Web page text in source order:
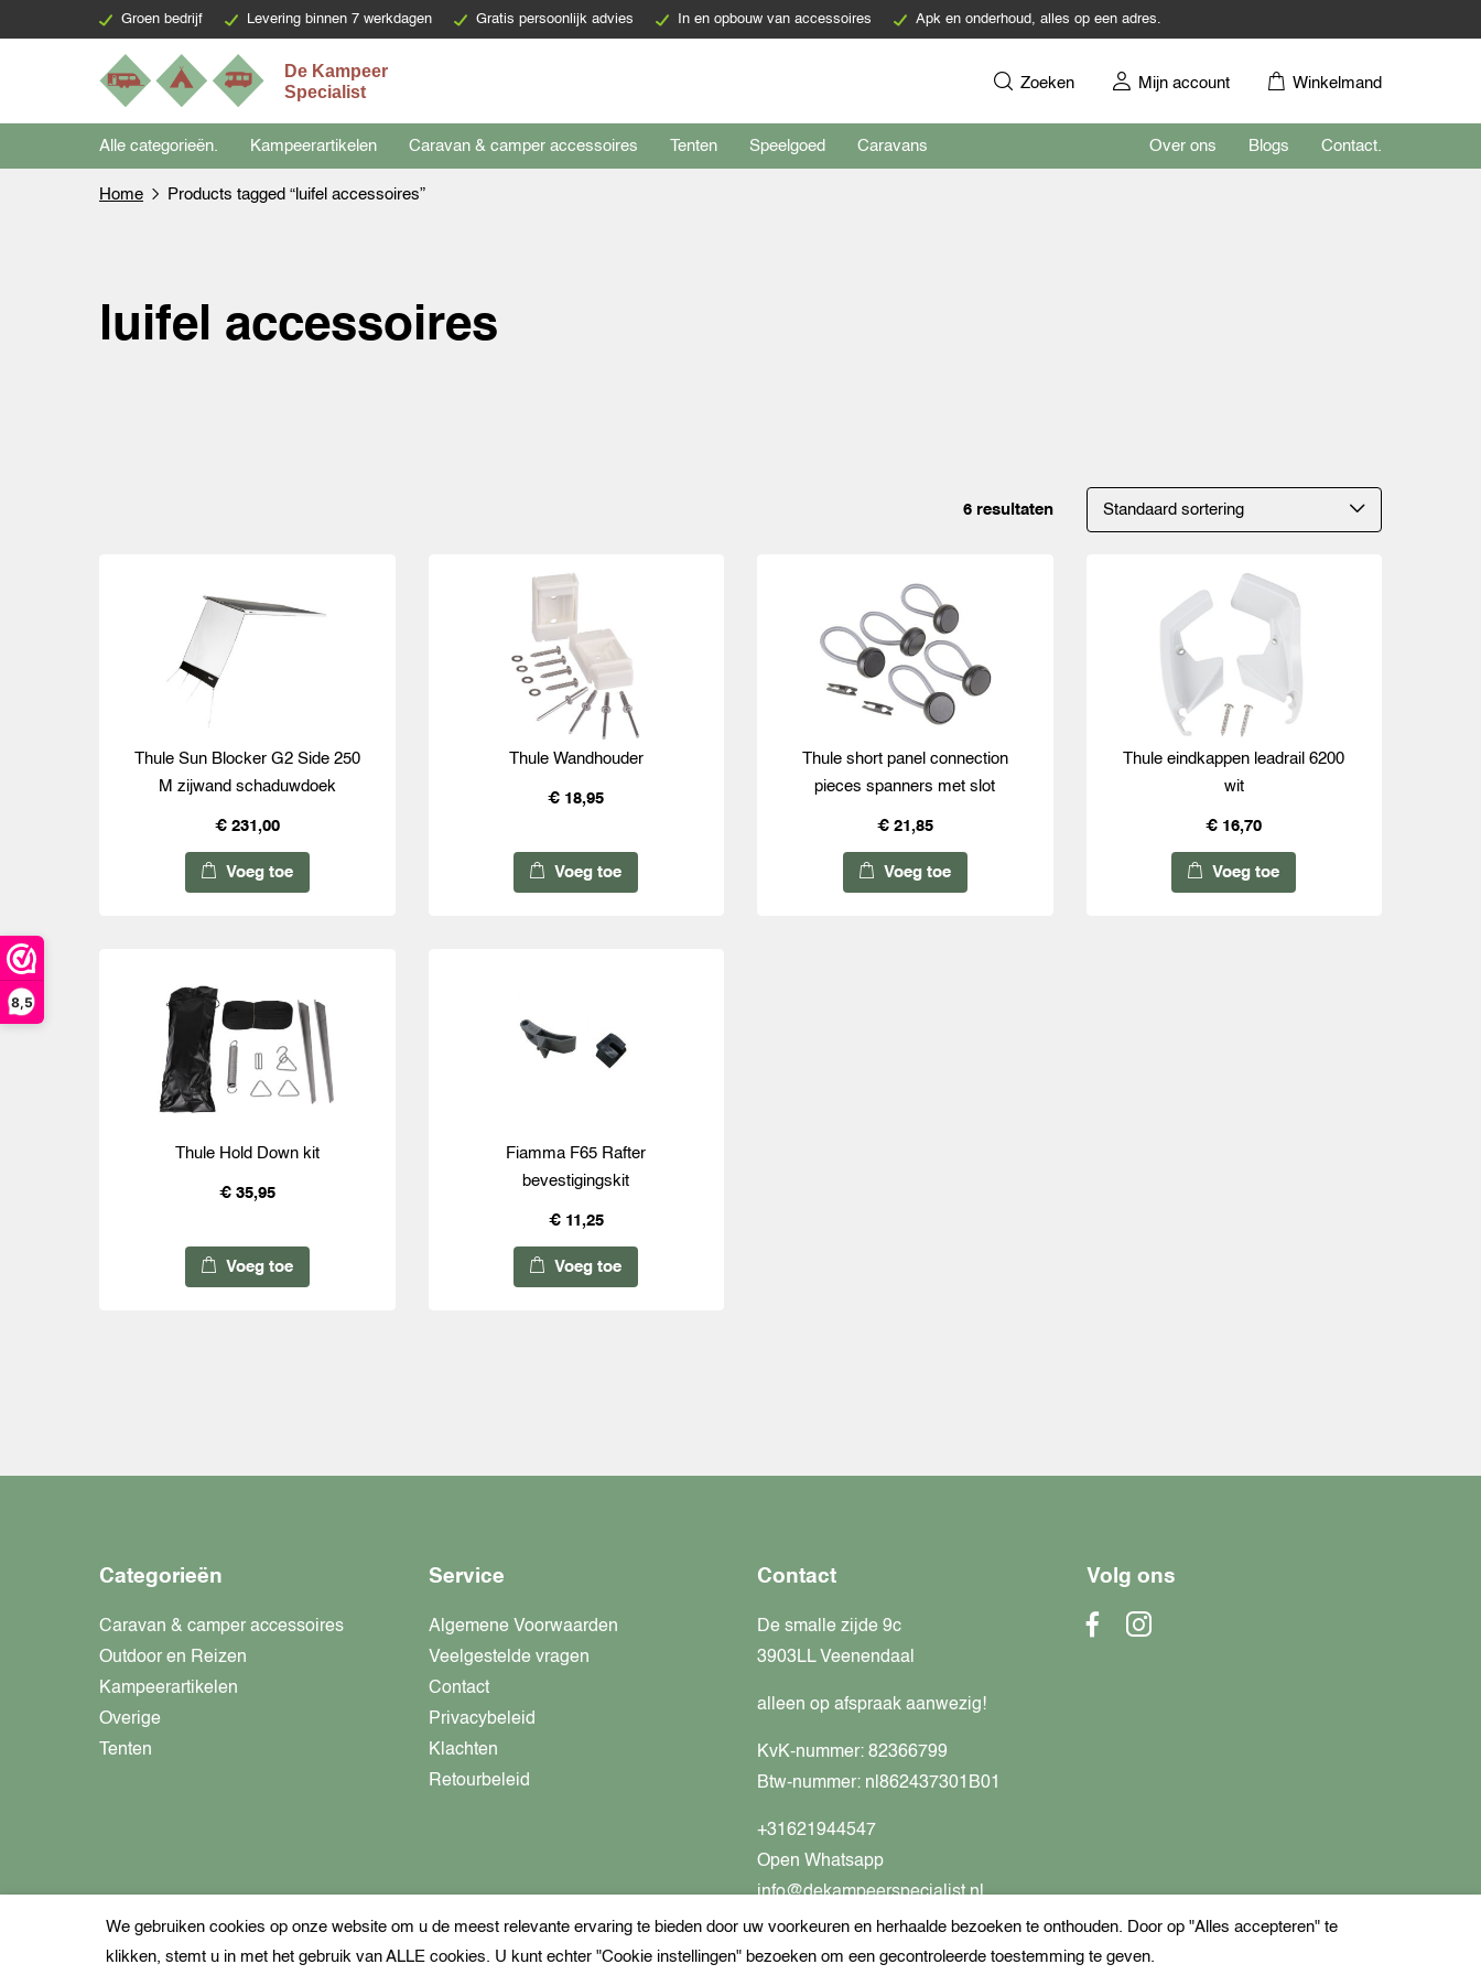
8,5
Groen bedrijf Levering binnen 7 werkdagen Gratis persoonlijk advies In en opbouw van accessoires Apk en onderhoud, alles op een adres.
Zoeken Mijn account Winkelmand
Alle categorieën. Kampeerartikelen Caravan & camper accessoires Tenten Speelgoed Caravans Over ons Blogs Contact.
Home Products tagged “luifel accessoires”
luifel accessoires
6 resultaten
Thule Sun Blocker G2 Side 250
M zijwand schaduwdoek
€ 231,00
Voeg toe
Thule Wandhouder
€ 18,95
Voeg toe
Thule short panel connection
pieces spanners met slot
€ 21,85
Voeg toe
Thule eindkappen leadrail 6200
wit
€ 16,70
Voeg toe
Thule Hold Down kit
€ 35,95
Voeg toe
Fiamma F65 Rafter
bevestigingskit
€ 11,25
Voeg toe
Categorieën
Caravan & camper accessoires
Outdoor en Reizen
Kampeerartikelen
Overige
Tenten
Service
Algemene Voorwaarden
Veelgestelde vragen
Contact
Privacybeleid
Klachten
Retourbeleid
Contact
De smalle zijde 9c
3903LL Veenendaal
alleen op afspraak aanwezig!
KvK-nummer: 82366799
Btw-nummer: nl862437301B01
+31621944547
Open Whatsapp
info@dekampeerspecialist.nl
Volg ons
We gebruiken cookies op onze website om u de meest relevante ervaring te bieden door uw voorkeuren en herhaalde bezoeken te onthouden. Door op "Alles accepteren" te
klikken, stemt u in met het gebruik van ALLE cookies. U kunt echter "Cookie instellingen" bezoeken om een gecontroleerde toestemming te geven.